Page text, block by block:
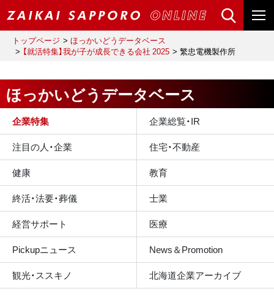
トップページ
ほっかいどうデータベース
【就活特集】我が子が成長できる会社 2025
繁忠電機製作所
ほっかいどうデータベース
企業特集
企業総覧・IR
注目の人・企業
住宅・不動産
健康
教育
終活・法要・葬儀
士業
経営サポート
医療
Pickupニュース
News＆Promotion
観光・ススキノ
北海道企業アーカイブ